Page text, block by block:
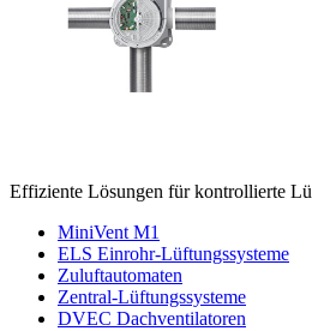
Effiziente Lösungen für kontrollierte
MiniVent M1
ELS Einrohr-Lüftungssysteme
Zuluftautomaten
Zentral-Lüftungssysteme
DVEC Dachventilatoren